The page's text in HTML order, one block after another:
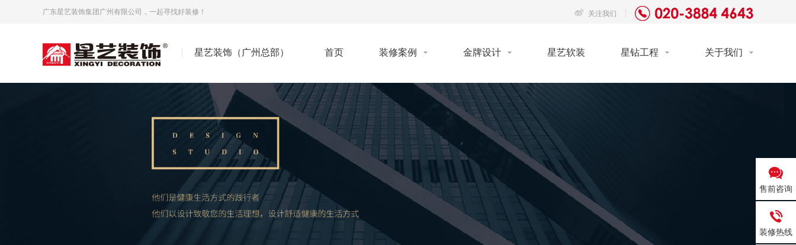
广东星艺装饰集团广州有限公司，一起寻找好装修！ 关注我们
星艺装饰（广州总部） 首页 装修案例 金牌设计 星艺软装 星钻工程 关于我们
售前咨询
装修热线